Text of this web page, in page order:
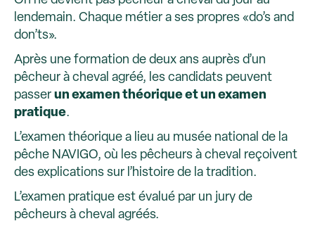
lendemain. Chaque métier a ses propres «do’s and
don’ts».
Après une formation de deux ans auprès d’un
pêcheur à cheval agréé, les candidats peuvent
passer un examen théorique et un examen
pratique.
L’examen théorique a lieu au musée national de la
pêche NAVIGO, où les pêcheurs à cheval reçoivent
des explications sur l’histoire de la tradition.
L’examen pratique est évalué par un jury de
pêcheurs à cheval agréés.